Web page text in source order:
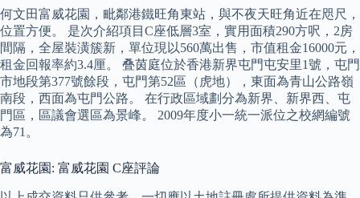
何文田富威花園，毗鄰港鐵旺角東站，與不夜天旺角近在咫尺，
位置方便。 是次介紹項目C座低層3室，實用面積290方呎，2房
間隔，全屋裝潢簇新，單位現以560萬出售，市值租金16000元，
租金回報率約3.4厘。 叠茵庭位於香港新界屯門屯安里1號，屯門
市地段第377號餘段，屯門第52區（虎地），東面為青山公路嶺
南段，西面為屯門公路。 在行政區域劃分為新界、新界西、屯
門區，區議會選區為景峰。 2009年度小一統一派位之校網編號
為71。
富威花園: 富威花園 C座評論